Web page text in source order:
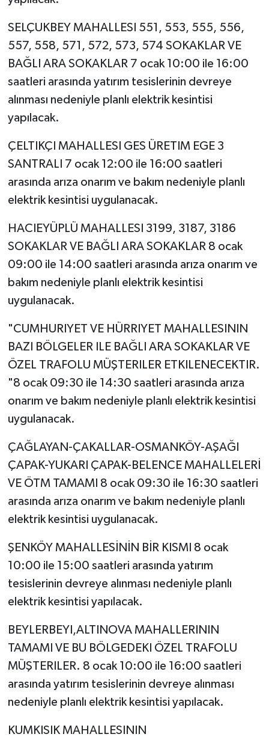
SELÇUKBEY MAHALLESI 551, 553, 555, 556,
557, 558, 571, 572, 573, 574 SOKAKLAR VE
BAĞLI ARA SOKAKLAR 7 ocak 10:00 ile 16:00
saatleri arasında yatırım tesislerinin devreye
alınması nedeniyle planlı elektrik kesintisi
yapılacak.
ÇELTIKÇI MAHALLESI GES ÜRETIM EGE 3
SANTRALI 7 ocak 12:00 ile 16:00 saatleri
arasında arıza onarım ve bakım nedeniyle planlı
elektrik kesintisi uygulanacak.
HACIEYÜPLÜ MAHALLESI 3199, 3187, 3186
SOKAKLAR VE BAĞLI ARA SOKAKLAR 8 ocak
09:00 ile 14:00 saatleri arasında arıza onarım ve
bakım nedeniyle planlı elektrik kesintisi
uygulanacak.
"CUMHURIYET VE HÜRRIYET MAHALLESININ
BAZI BÖLGELER ILE BAĞLI ARA SOKAKLAR VE
ÖZEL TRAFOLU MÜŞTERILER ETKILENECEKTIR.
"8 ocak 09:30 ile 14:30 saatleri arasında arıza
onarım ve bakım nedeniyle planlı elektrik kesintisi
uygulanacak.
ÇAĞLAYAN-ÇAKALLAR-OSMANKÖY-AŞAĞI
ÇAPAK-YUKARI ÇAPAK-BELENCE MAHALLELERİ
VE ÖTM TAMAMI 8 ocak 09:30 ile 16:30 saatleri
arasında arıza onarım ve bakım nedeniyle planlı
elektrik kesintisi uygulanacak.
ŞENKÖY MAHALLESİNİN BİR KISMI 8 ocak
10:00 ile 15:00 saatleri arasında yatırım
tesislerinin devreye alınması nedeniyle planlı
elektrik kesintisi yapılacak.
BEYLERBEYI,ALTINOVA MAHALLERININ
TAMAMI VE BU BÖLGEDEKI ÖZEL TRAFOLU
MÜŞTERILER. 8 ocak 10:00 ile 16:00 saatleri
arasında yatırım tesislerinin devreye alınması
nedeniyle planlı elektrik kesintisi yapılacak.
KUMKISIK MAHALLESININ